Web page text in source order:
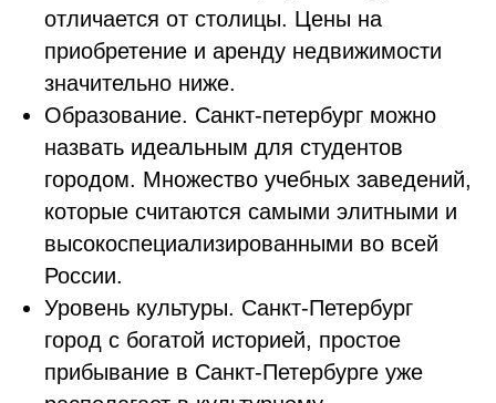
отличается от столицы. Цены на
приобретение и аренду недвижимости
значительно ниже.
Образование. Санкт-петербург можно
назвать идеальным для студентов
городом. Множество учебных заведений,
которые считаются самыми элитными и
высокоспециализированными во всей
России.
Уровень культуры. Санкт-Петербург
город с богатой историей, простое
прибывание в Санкт-Петербурге уже